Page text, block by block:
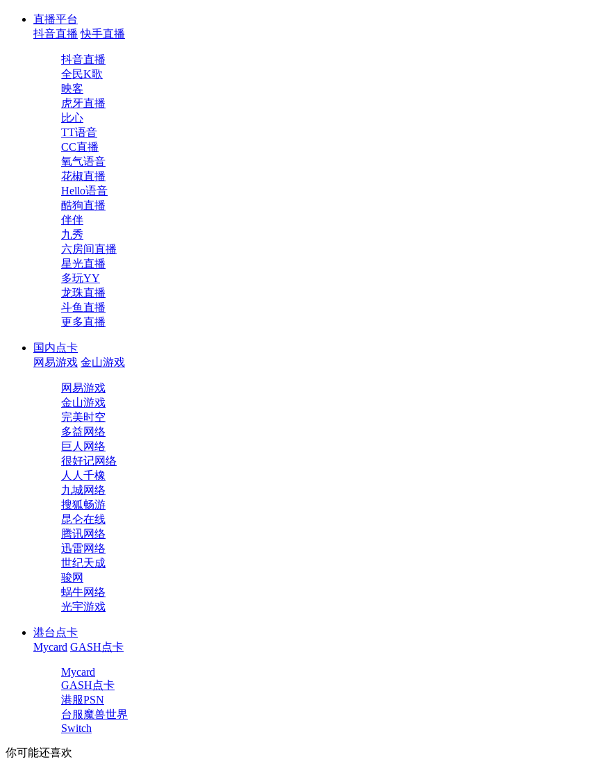
直播平台
抖音直播 快手直播
抖音直播
全民K歌
映客
虎牙直播
比心
TT语音
CC直播
氧气语音
花椒直播
Hello语音
酷狗直播
伴伴
九秀
六房间直播
星光直播
多玩YY
龙珠直播
斗鱼直播
更多直播
国内点卡
网易游戏 金山游戏
网易游戏
金山游戏
完美时空
多益网络
巨人网络
很好记网络
人人千橡
九城网络
搜狐畅游
昆仑在线
腾讯网络
迅雷网络
世纪天成
骏网
蜗牛网络
光宇游戏
港台点卡
Mycard GASH点卡
Mycard
GASH点卡
港服PSN
台服魔兽世界
Switch
你可能还喜欢